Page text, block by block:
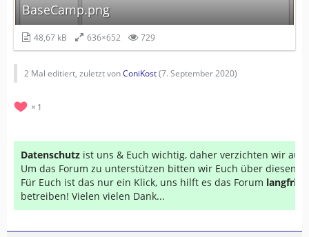
BaseCamp.png
48,67 kB 636×652 729
2 Mal editiert, zuletzt vonConiKost(7. September 2020)
1
Datenschutz ist uns & Euch wichtig, daher verzichten wir auf
Um das Forum zu unterstützen bitten wir Euch über diesen
Für Euch ist das nur ein Klick, uns hilft es das Forum
betreiben! Vielen vielen Dank...